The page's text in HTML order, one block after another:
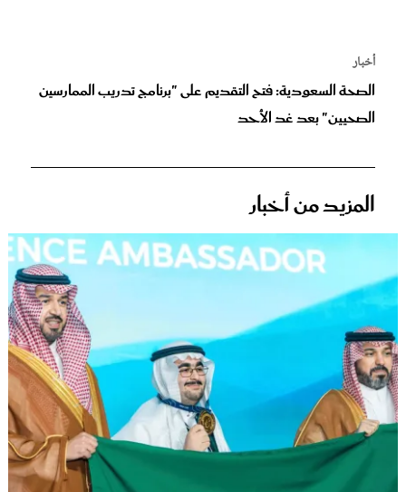
أخبار
الصحة السعودية: فتح التقديم على "برنامج تدريب الممارسين
الصحيين" بعد غد الأحد
المزيد من أخبار